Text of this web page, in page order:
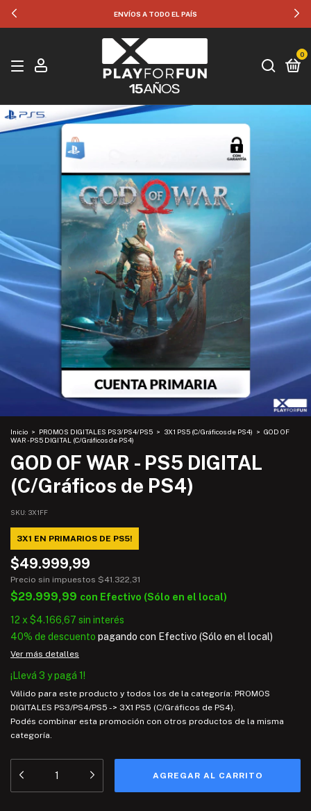
ENVÍOS A TODO EL PAÍS
0
Inicio > PROMOS DIGITALES PS3/PS4/PS5 > 3X1 PS5 (C/Gráficos de PS4) > GOD OF
WAR - PS5 DIGITAL (C/Gráficos de PS4)
GOD OF WAR - PS5 DIGITAL
(C/Gráficos de PS4)
SKU: 3X1FF
3X1 EN PRIMARIOS DE PS5!
$49.999,99
Precio sin impuestos $41.322,31
$29.999,99 con Efectivo (Sólo en el local)
12 x $4.166,67 sin interés
40% de descuento pagando con Efectivo (Sólo en el local)
Ver más detalles
¡Llevá 3 y pagá 1!
Válido para este producto y todos los de la categoría: PROMOS
DIGITALES PS3/PS4/PS5 -> 3X1 PS5 (C/Gráficos de PS4).
Podés combinar esta promoción con otros productos de la misma
categoría.